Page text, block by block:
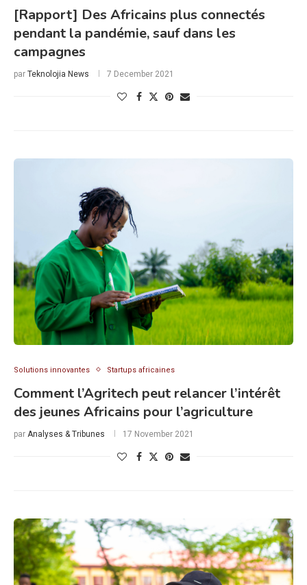
[Rapport] Des Africains plus connectés
pendant la pandémie, sauf dans les
campagnes
par Teknolojia News 7 December 2021
Solutions innovantes Startups africaines
Comment l’Agritech peut relancer l’intérêt
des jeunes Africains pour l’agriculture
par Analyses & Tribunes 17 November 2021